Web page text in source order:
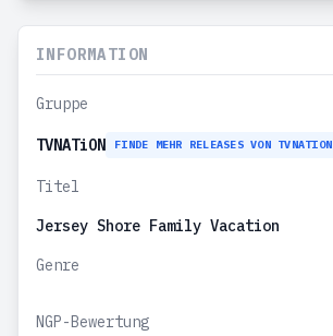
INFORMATION
Gruppe
TVNATiON FINDE MEHR RELEASES VON TVNATION
Titel
Jersey Shore Family Vacation
Genre
NGP-Bewertung